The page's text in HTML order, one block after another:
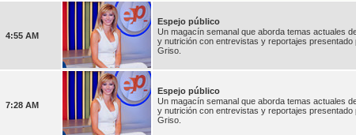
4:55 AM
Espejo público
Un magacín semanal que aborda temas actuales
y nutrición con entrevistas y reportajes presentado
Griso.
7:28 AM
Espejo público
Un magacín semanal que aborda temas actuales
y nutrición con entrevistas y reportajes presentado
Griso.